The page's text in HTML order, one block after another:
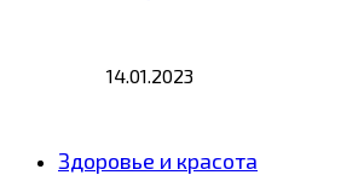
14.01.2023
Здоровье и красота